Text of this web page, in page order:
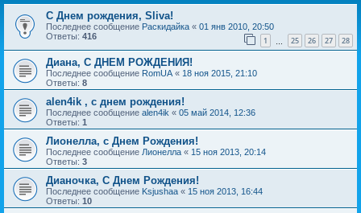
С Днем рождения, Sliva!
Последнее сообщение Раскидайка « 01 янв 2010, 20:50
Ответы: 416 1 25 26 27 28
Диана, С ДНЕМ РОЖДЕНИЯ!
Последнее сообщение RomUA « 18 ноя 2015, 21:10
Ответы: 8
alen4ik , с днем рождения!
Последнее сообщение alen4ik « 05 май 2014, 12:36
Ответы: 1
Лионелла, с Днем Рождения!
Последнее сообщение Лионелла « 15 ноя 2013, 20:14
Ответы: 3
Дианочка, С Днем Рождения!
Последнее сообщение Ksjushaa « 15 ноя 2013, 16:44
Ответы: 10